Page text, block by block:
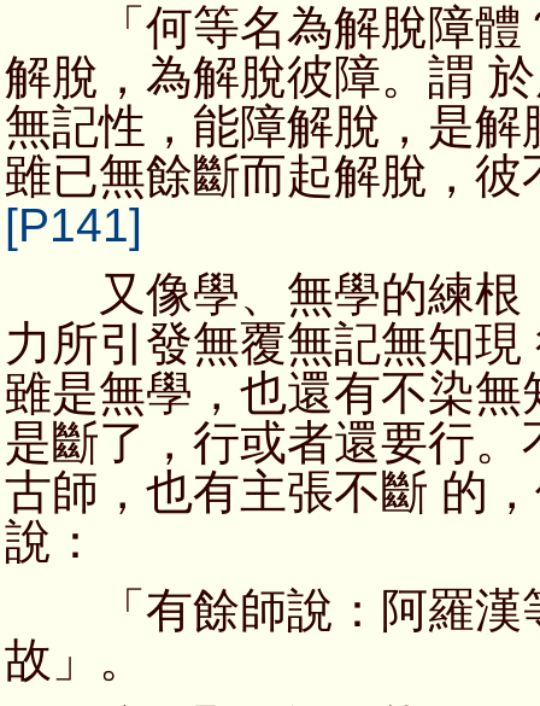
「何等名為解脫障體
解脫，為解脫彼障。謂
無記性，能障解脫，是
雖已無餘斷而起解脫，
[P141]
又像學、無學的練根
力所引發無覆無記無知
雖是無學，也還有不染
是斷了，行或者還要行
古師，也有主張不斷 的
說：
「有餘師說：阿羅漢
故」。